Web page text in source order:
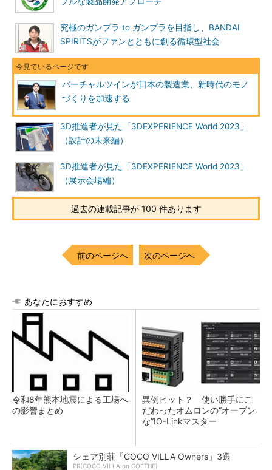
究極のガンプラ to ガンプラを目指し、BANDAI
SPIRITSがファンとともに創る循環型社会
バーチャルツインが日本の製造業、新時代のモノ
づくりを加速する
3D推進者が見た「3DEXPERIENCE World 2023」
（設計の未来編）
3D推進者が見た「3DEXPERIENCE World 2023」
（展示会場編）
過去の連載記事が 100 件あります
前のページへ 次のページへ
あなたにおすすめ
令和8年熊本地震による工場へ
の影響まとめ
異例ヒット？ 使い勝手にこ
だわったオムロンの“オープン
な”IO-Linkマスター
シェア別荘「COCO VILLA Owners」3選
PR(COCO VILLA on GOETHE)